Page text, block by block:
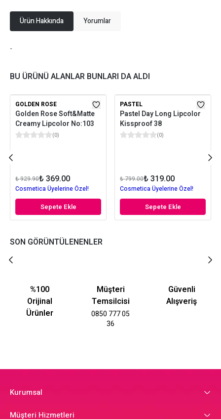
Ürün Hakkında Yorumlar
-
BU ÜRÜNÜ ALANLAR BUNLARI DA ALDI
GOLDEN ROSE
Golden Rose Soft&Matte
Creamy Lipcolor No:103
(0)
₺ 929.90₺ 369.00
Cosmetica Üyelerine Özel!
Sepete Ekle
PASTEL
Pastel Day Long Lipcolor
Kissproof 38
(0)
₺ 799.00₺ 319.00
Cosmetica Üyelerine Özel!
Sepete Ekle
SON GÖRÜNTÜLENENLER
%100
Orijinal
Ürünler
Müşteri
Temsilcisi
0850 777 05
36
Güvenli
Alışveriş
Kurumsal
Müşteri Hizmetleri